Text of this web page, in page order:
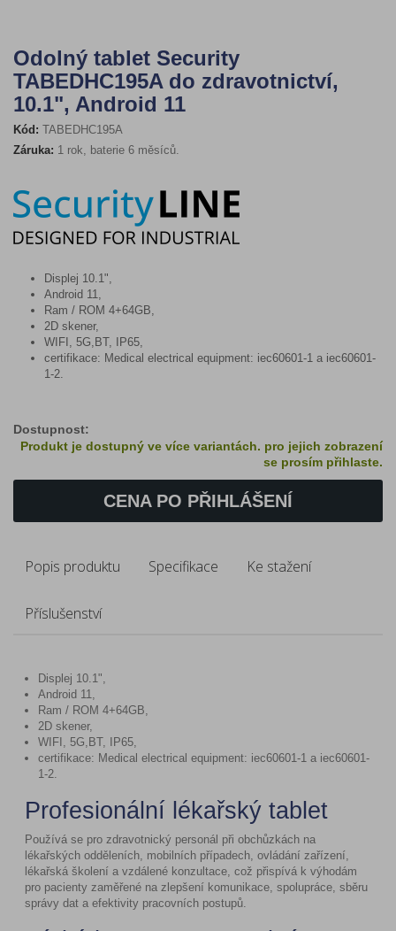
Odolný tablet Security
TABEDHC195A do zdravotnictví,
10.1", Android 11
Kód: TABEDHC195A
Záruka: 1 rok, baterie 6 měsíců.
Displej 10.1",
Android 11,
Ram / ROM 4+64GB,
2D skener,
WIFI, 5G,BT, IP65,
certifikace: Medical electrical equipment: iec60601-1 a iec60601-
1-2.
Dostupnost:
Produkt je dostupný ve více variantách. pro jejich zobrazení
se prosím přihlaste.
CENA PO PŘIHLÁŠENÍ
Popis produktu Specifikace Ke stažení
Příslušenství
Displej 10.1",
Android 11,
Ram / ROM 4+64GB,
2D skener,
WIFI, 5G,BT, IP65,
certifikace: Medical electrical equipment: iec60601-1 a iec60601-
1-2.
Profesionální lékařský tablet
Používá se pro zdravotnický personál při obchůzkách na
lékařských odděleních, mobilních případech, ovládání zařízení,
lékařská školení a vzdálené konzultace, což přispívá k výhodám
pro pacienty zaměřené na zlepšení komunikace, spolupráce, sběru
správy dat a efektivity pracovních postupů.